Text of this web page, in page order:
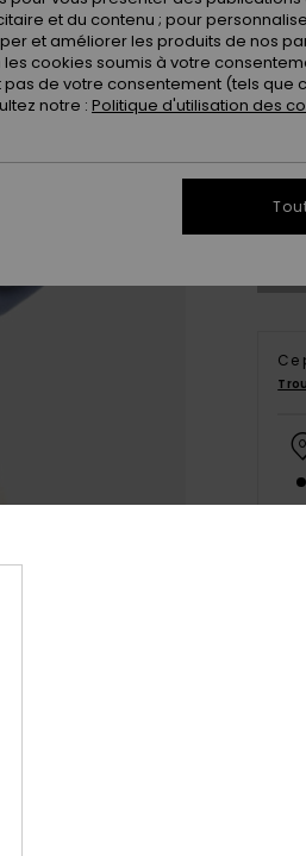
Ce
et du contenu ; pour
et améliorer les produits de nos
cookies soumis à votre
de votre consentement (tels que
notre : Politique d'utilisation des